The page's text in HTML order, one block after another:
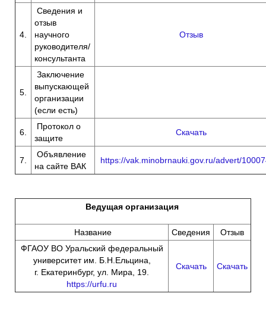
4.
Сведения и
отзыв
научного
руководителя/
консультанта
Отзыв
5.
Заключение
выпускающей
организации
(если есть)
6.
Протокол о
защите
Скачать
7.
Объявление
на сайте ВАК
https://vak.minobrnauki.gov.ru/advert/
Ведущая организация
Название Сведения
Отзыв
ФГАОУ ВО Уральский федеральный
университет им. Б.Н.Ельцина,
г. Екатеринбург, ул. Мира, 19.
https://urfu.ru
Скачать Скачать